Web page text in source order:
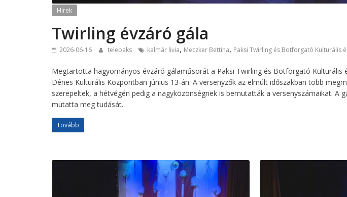
Hírek
Twirling évzáró gála
2026-06-16 telepaks kalmár livia, Meczker Bettina, Paksi Twirling és Botforgató Kulturális
Megtartotta hagyományos évzáró gálaműsorát a Paksi Twirling és Botforgató Kulturális
Dénes Kulturális Központban június 13-án. A versenyzők az elmúlt időszakban több
szerepeltek, a hétvégén pedig a nagyközönségnek is bemutatták a versenyszámaikat. A
mutatta meg tudását.
Tovább